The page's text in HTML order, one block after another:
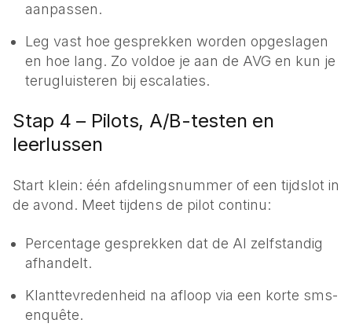
aanpassen.
Leg vast hoe gesprekken worden opgeslagen
en hoe lang. Zo voldoe je aan de AVG en kun je
terugluisteren bij escalaties.
Stap 4 – Pilots, A/B-testen en
leerlussen
Start klein: één afdelingsnummer of een tijdslot in
de avond. Meet tijdens de pilot continu:
Percentage gesprekken dat de AI zelfstandig
afhandelt.
Klanttevredenheid na afloop via een korte sms-
enquête.